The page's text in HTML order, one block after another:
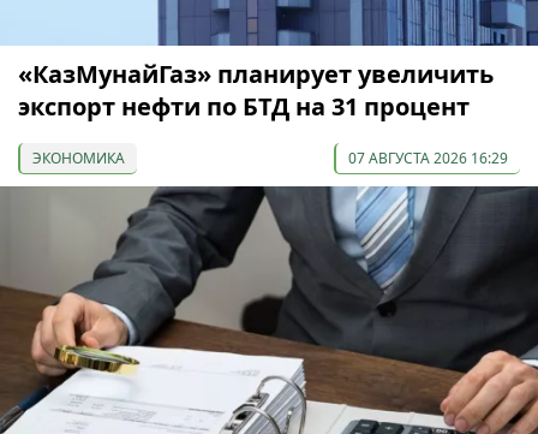
«КазМунайГаз» планирует увеличить
экспорт нефти по БТД на 31 процент
ЭКОНОМИКА 07 АВГУСТА 2026 16:29